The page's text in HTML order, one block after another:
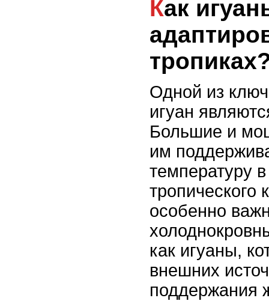
Как игуаны
Одной из
игуан
Большие и
им
температуру
тропического
особенно
как игуаны,
внешних
поддержания